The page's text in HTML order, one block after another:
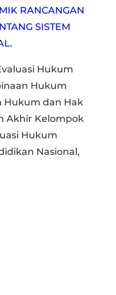
RANCANGAN
SISTEM
Hukum
Hukum
Hukum dan Hak
Akhir Kelompok
Hukum
Nasional,